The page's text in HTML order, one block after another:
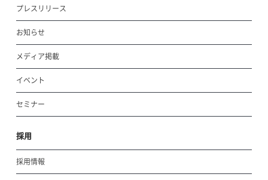
プレスリリース
お知らせ
メディア掲載
イベント
セミナー
採用
採用情報